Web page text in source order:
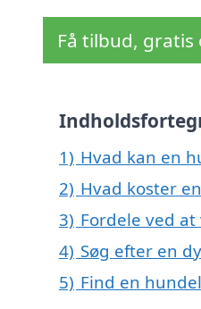
Få tilbud,
1) Hvad kan en
2) Hvad koster
3) Fordele ved
4) Søg efter en
5) Find en